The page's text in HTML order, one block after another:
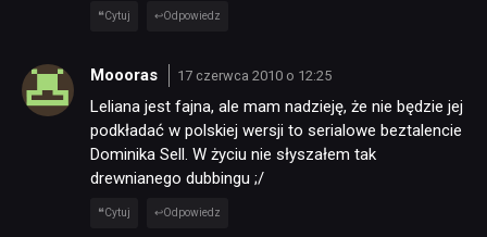
SKLEP
Cytuj Odpowiedz
Moooras 17 czerwca 2010 o 12:25
Leliana jest fajna, ale mam nadzieję, że nie będzie jej
podkładać w polskiej wersji to serialowe beztalencie
Dominika Sell. W życiu nie słyszałem tak
drewnianego dubbingu ;/
Cytuj Odpowiedz